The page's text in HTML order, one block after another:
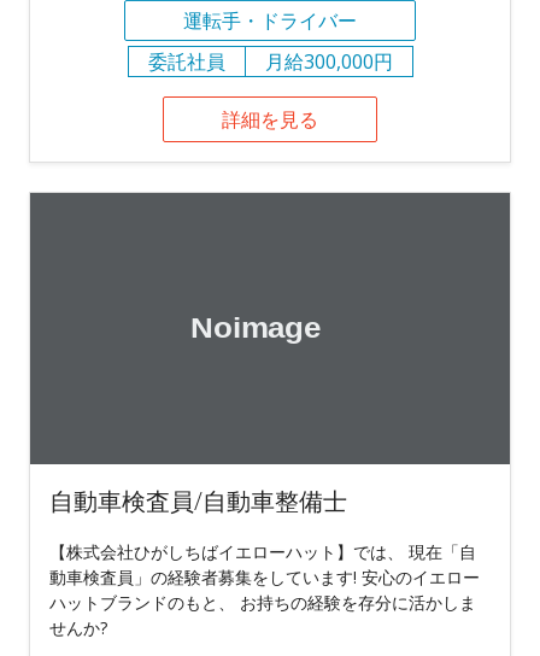
運転手・ドライバー
委託社員
月給300,000円
詳細を見る
自動車検査員/自動車整備士
【株式会社ひがしちばイエローハット】では、 現在「自
動車検査員」の経験者募集をしています! 安心のイエロー
ハットブランドのもと、 お持ちの経験を存分に活かしま
せんか?